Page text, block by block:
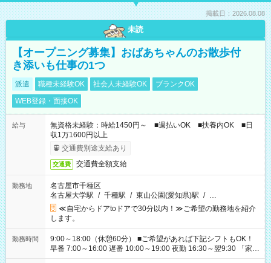
掲載日：2026.08.08
未読
【オープニング募集】おばあちゃんのお散歩付
き添いも仕事の1つ
派遣 職種未経験OK 社会人未経験OK
ブランクOK
WEB登録・面接OK
給与
無資格未経験：時給1450円～ ■週払いOK ■扶養内OK ■日
収1万1600円以上
交通費別途支給あり
交通費 交通費全額支給
勤務地
名古屋市千種区
名古屋大学駅 / 千種駅 / 東山公園(愛知県)駅 / …
≪自宅からドアtoドアで30分以内！≫ご希望の勤務地を紹介
します。
勤務時間
9:00～18:00（休憩60分） ■ご希望があれば下記シフトもOK！
早番 7:00～16:00 遅番 10:00～19:00 夜勤 16:30～翌9:30 「家族
と休みを合わせたい」 「余裕を持って夕飯の準備がしたい」